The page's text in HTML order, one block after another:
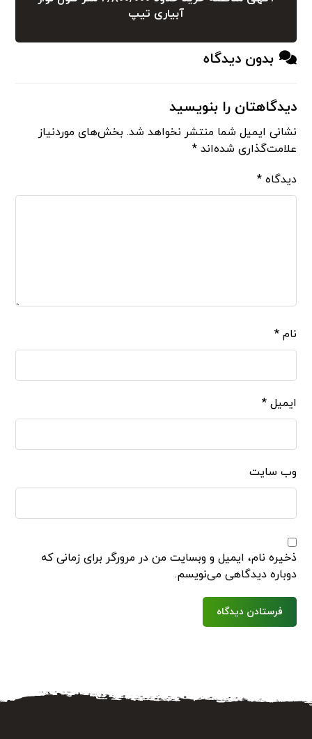
آبیاری تیپ
بدون دیدگاه
دیدگاهتان را بنویسید
نشانی ایمیل شما منتشر نخواهد شد. بخش‌های موردنیاز
علامت‌گذاری شده‌اند*
دیدگاه*
نام*
ایمیل*
وب‌ سایت
ذخیره نام، ایمیل و وبسایت من در مرورگر برای زمانی که
دوباره دیدگاهی می‌نویسم.
فرستادن دیدگاه